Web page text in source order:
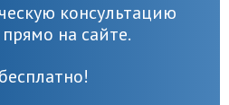
консультацию
на сайте.